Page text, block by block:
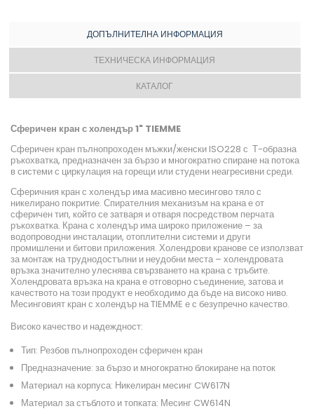
ДОПЪЛНИТЕЛНА ИНФОРМАЦИЯ
ТЕХНИЧЕСКА ИНФОРМАЦИЯ
КАТАЛОГ
Сферичен кран с холендър 1" TIEMME
Сферичен кран пълнопроходен мъжки/женски ISO228 с Т-образна
ръкохватка, предназначен за бързо и многократно спиране на потока
в системи с циркулация на горещи или студени неагресивни среди.
Сферичния кран с холендър има масивно месингово тяло с
никелирано покритие. Спирателния механизъм на крана е от
сферичен тип, който се затваря и отваря посредством перчата
ръкохватка. Крана с холендър има широко приложение – за
водопроводни инсталации, отоплителни системи и други
промишлени и битови приложения. Холендрови кранове се използват
за монтаж на труднодостъпни и неудобни места – холендровата
връзка значително улеснява свързването на крана с тръбите.
Холендровата връзка на крана е отговорно съединение, затова и
качеството на този продукт е необходимо да бъде на високо ниво.
Месинговият кран с холендър на TIEMME е с безупречно качество.
Високо качество и надеждност:
Тип: Резбов пълнопроходен сферичен кран
Предназначение: за бързо и многократно блокиране на поток
Материал на корпуса: Никелиран месинг CW617N
Материал за стъблото и топката: Месинг CW614N